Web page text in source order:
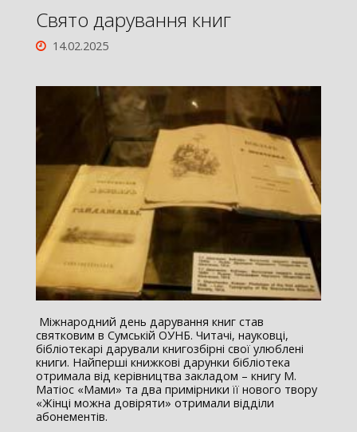
Свято дарування книг
14.02.2025
Міжнародний день дарування книг став
святковим в Сумській ОУНБ. Читачі, науковці,
бібліотекарі дарували книгозбірні свої улюблені
книги. Найперші книжкові дарунки бібліотека
отримала від керівництва закладом – книгу М.
Матіос «Мами» та два примірники її нового твору
«Жінці можна довіряти» отримали відділи
абонементів.